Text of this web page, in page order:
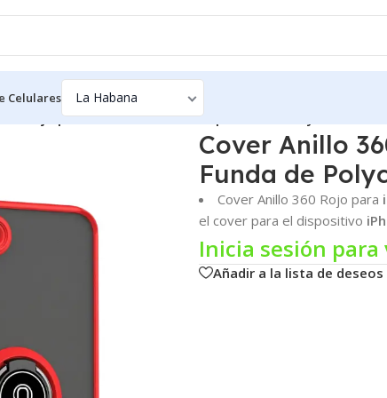
Celulares
Rojo para iPhone 12 Pro Max | Funda de Polycarbonate
Cover Anillo
Funda de
Cover Anillo 360 Rojo para
el cover para el dispositivo
Inicia sesión para
Añadir a la lista de deseos